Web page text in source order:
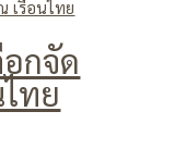
กจัด
ทย